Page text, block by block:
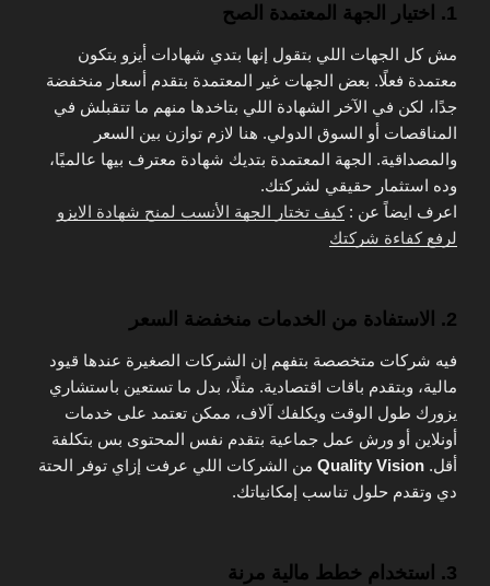
1. اختيار الجهة المعتمدة الصح
مش كل الجهات اللي بتقول إنها بتدي شهادات أيزو بتكون
معتمدة فعلًا. بعض الجهات غير المعتمدة بتقدم أسعار منخفضة
جدًا، لكن في الآخر الشهادة اللي بتاخدها منهم ما تتقبلش في
المناقصات أو السوق الدولي. هنا لازم توازن بين السعر
والمصداقية. الجهة المعتمدة بتديك شهادة معترف بيها عالميًا،
وده استثمار حقيقي لشركتك.
اعرف ايضاً عن :كيف تختار الجهة الأنسب لمنح شهادة الايزو
لرفع كفاءة شركتك
2. الاستفادة من الخدمات منخفضة السعر
فيه شركات متخصصة بتفهم إن الشركات الصغيرة عندها قيود
مالية، وبتقدم باقات اقتصادية. مثلًا، بدل ما تستعين باستشاري
يزورك طول الوقت ويكلفك آلاف، ممكن تعتمد على خدمات
أونلاين أو ورش عمل جماعية بتقدم نفس المحتوى بس بتكلفة
أقل. Quality Vision من الشركات اللي عرفت إزاي توفر الحتة
دي وتقدم حلول تناسب إمكانياتك.
3. استخدام خطط مالية مرنة